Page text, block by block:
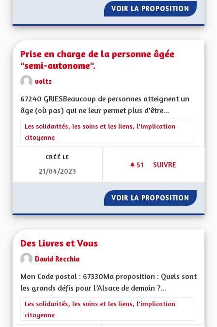
VOIR LA PROPOSITION
Prise en charge de la personne âgée
"semi-autonome".
voltz
67240 GRIESBeaucoup de personnes atteignent un
âge (où pas) qui ne leur permet plus d'être...
Filtrer les résultats de la catégorie : Les solidarités, les soins
Les solidarités, les soins et les liens, l'implication
citoyenne
CRÉÉ LE
21/04/2023
51 51 ABONNÉS
SUIVRE
VOIR LA PROPOSITION PRISE
Des Livres et Vous
David Recchia
Mon Code postal : 67330Ma proposition : Quels sont
les grands défis pour l’Alsace de demain ?...
Filtrer les résultats de la catégorie : Les solidarités, les soins
Les solidarités, les soins et les liens, l'implication
citoyenne